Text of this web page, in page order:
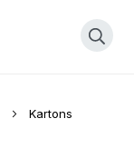
Kartons